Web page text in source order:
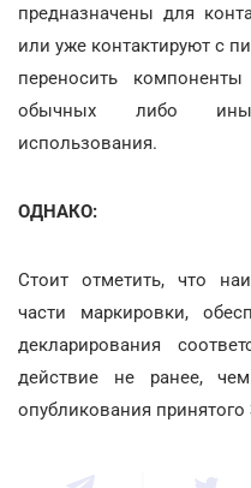
предназначены для
или уже контактируют с
переносить
обычных либо
использования.
ОДНАКО:
Стоит отметить, что
части маркировки,
декларирования
действие не ранее,
опубликования принятого